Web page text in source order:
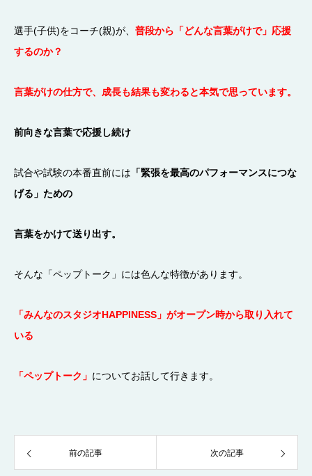
選手(子供)をコーチ(親)が、 普段から「どんな言葉がけで」応援
するのか？
言葉がけの仕方で、成長も結果も変わると本気で思っています。
前向きな言葉で応援し続け
試合や試験の本番直前には 「緊張を最高のパフォーマンスにつな
げる」ための
言葉をかけて送り出す。
そんな「ペップトーク」には色んな特徴があります。
「みんなのスタジオHAPPINESS」がオープン時から取り入れて
いる
「ペップトーク」 についてお話して行きます。
前の記事 次の記事